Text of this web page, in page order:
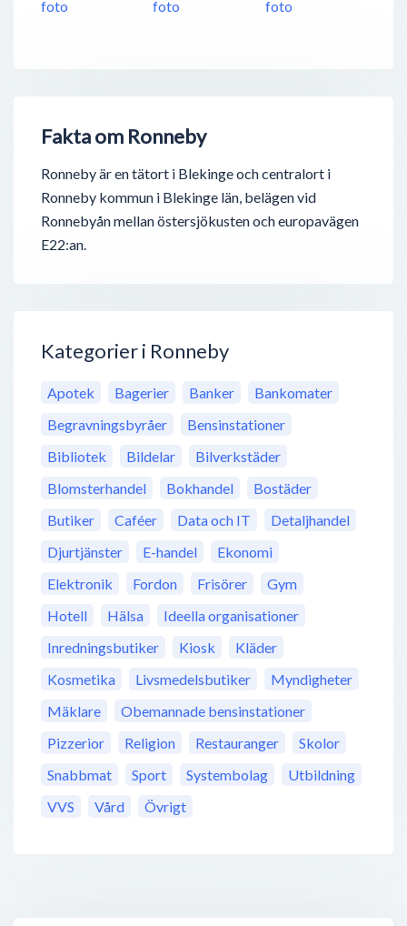
Fakta om Ronneby
Ronneby är en tätort i Blekinge och centralort i
Ronneby kommun i Blekinge län, belägen vid
Ronnebyån mellan östersjökusten och europavägen
E22:an.
Kategorier i Ronneby
Apotek Bagerier Banker
Bankomater
Begravningsbyråer
Bensinstationer
Bibliotek
Bildelar
Bilverkstäder
Blomsterhandel
Bokhandel
Bostäder
Butiker
Caféer Data och IT
Detaljhandel
Djurtjänster
E-handel
Ekonomi
Elektronik
Fordon Frisörer
Gym
Hotell
Hälsa
Ideella organisationer
Inredningsbutiker
Kiosk
Kläder
Kosmetika
Livsmedelsbutiker
Myndigheter
Mäklare
Obemannade bensinstationer
Pizzerior
Religion Restauranger
Skolor
Snabbmat
Sport Systembolag
Utbildning
VVS
Vård Övrigt